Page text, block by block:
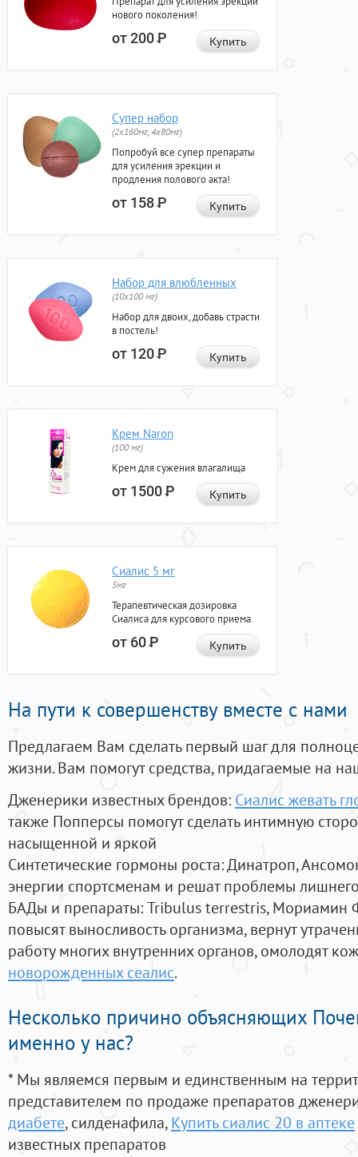
нового поколения!
от 200Р Купить
Супер набор
(2х160мг, 4х80мг)
Попробуй все супер препараты
для усиления эрекции и
продления полового акта!
от 158Р Купить
Набор для влюбленных
(10х100 мг)
Набор для двоих, добавь страсти
в постель!
от 120Р Купить
Крем Naron
(100 мг)
Крем для сужения влагалища
от 1500Р Купить
Сиалис 5 мг
5мг
Терапевтическая дозировка
Сиалиса для курсового приема
от 60Р Купить
На пути к совершенству вместе с нами
Предлагаем Вам сделать первый шаг для
жизни. Вам помогут средства, придагаемые на
Дженерики известных брендов: Сиалис жевать
также Попперсы помогут сделать интимную
насыщенной и яркой
Синтетические гормоны роста: Динатроп,
энергии спортсменам и решат проблемы
БАДы и препараты:Tribulus terrestris, Мориамин
повысят выносливость организма, вернут
работу многих внутренних органов, омолодят
новорожденных сеалис.
Несколько причино объясняющих
именно у нас?
* Мы являемся первым и единственным на
представителем по продаже препаратов
диабете, силденафила, Купить сиалис 20 в аптеке
известных препаратов